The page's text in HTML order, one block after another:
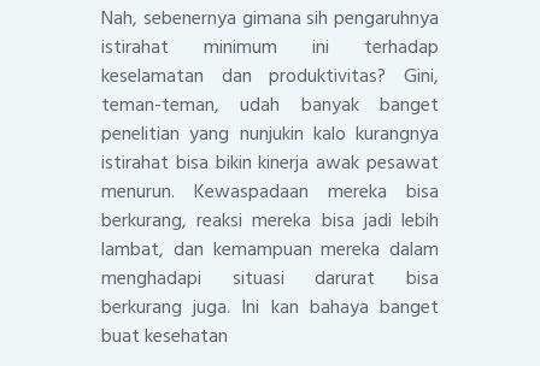
Nah, sebenernya gimana sih pengaruhnya
istirahat minimum ini terhadap
keselamatan dan produktivitas? Gini,
teman-teman, udah banyak banget
penelitian yang nunjukin kalo kurangnya
istirahat bisa bikin kinerja awak pesawat
menurun. Kewaspadaan mereka bisa
berkurang, reaksi mereka bisa jadi lebih
lambat, dan kemampuan mereka dalam
menghadapi situasi darurat bisa
berkurang juga. Ini kan bahaya banget
buat kesehatan